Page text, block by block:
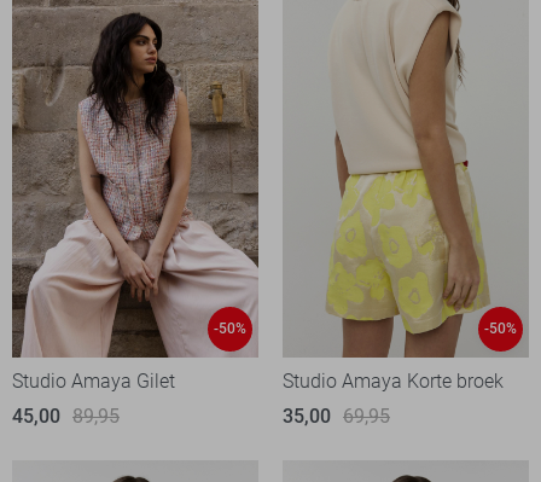
-50%
Studio Amaya Gilet
45,00 89,95
-50%
Studio Amaya Korte broek
35,00 69,95